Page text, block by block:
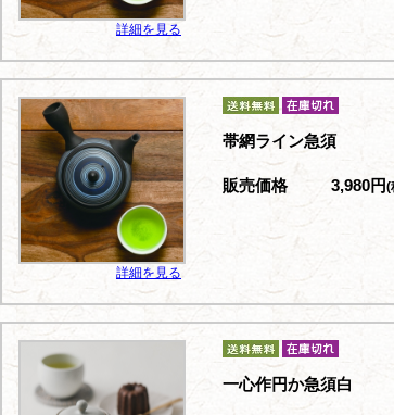
詳細を見る
詳細を見る
帯網ライン急須
販売価格 3,980円(
一心作円か急須白